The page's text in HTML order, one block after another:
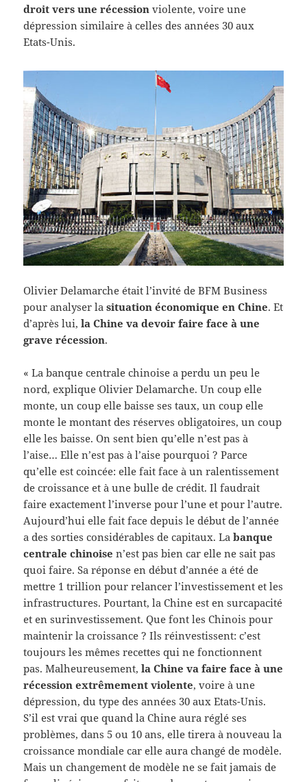
droit vers une récession violente, voire une
dépression similaire à celles des années 30 aux
Etats-Unis.
Olivier Delamarche était l’invité de BFM Business
pour analyser lasituation économique en Chine. Et
d’après lui,la Chine va devoir faire face à une
grave récession.
« La banque centrale chinoise a perdu un peu le
nord, explique Olivier Delamarche. Un coup elle
monte, un coup elle baisse ses taux, un coup elle
monte le montant des réserves obligatoires, un coup
elle les baisse. On sent bien qu’elle n’est pas à
l’aise… Elle n’est pas à l’aise pourquoi ? Parce
qu’elle est coincée: elle fait face à un ralentissement
de croissance et à une bulle de crédit. Il faudrait
faire exactement l’inverse pour l’une et pour l’autre.
Aujourd’hui elle fait face depuis le début de l’année
a des sorties considérables de capitaux. Labanque
centrale chinoise n’est pas bien car elle ne sait pas
quoi faire. Sa réponse en début d’année a été de
mettre 1 trillion pour relancer l’investissement et les
infrastructures. Pourtant, la Chine est en surcapacité
et en surinvestissement. Que font les Chinois pour
maintenir la croissance ? Ils réinvestissent: c’est
toujours les mêmes recettes qui ne fonctionnent
pas. Malheureusement,la Chine va faire face à une
récession extrêmement violente, voire à une
dépression, du type des années 30 aux Etats-Unis.
S’il est vrai que quand la Chine aura réglé ses
problèmes, dans 5 ou 10 ans, elle tirera à nouveau la
croissance mondiale car elle aura changé de modèle.
Mais un changement de modèle ne se fait jamais de